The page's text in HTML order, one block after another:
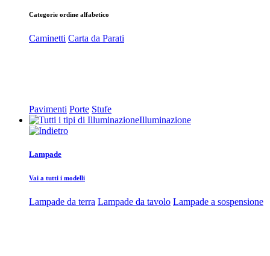
Categorie ordine alfabetico
Caminetti Carta da Parati
Pavimenti Porte Stufe
Illuminazione
Lampade
Vai a tutti i modelli
Lampade da terra Lampade da tavolo Lampade a sospensione